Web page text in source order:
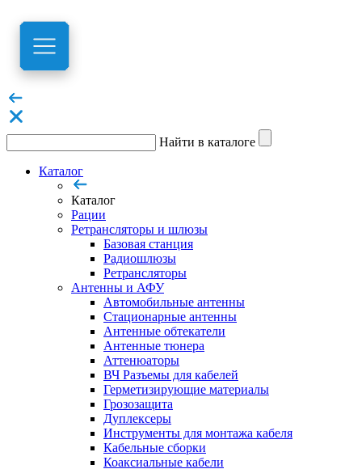
Найти в каталоге
Каталог
Каталог
Рации
Ретрансляторы и шлюзы
Базовая станция
Радиошлюзы
Ретрансляторы
Антенны и АФУ
Автомобильные антенны
Стационарные антенны
Антенные обтекатели
Антенные тюнера
Аттенюаторы
ВЧ Разъемы для кабелей
Герметизирующие материалы
Грозозащита
Дуплексеры
Инструменты для монтажа кабеля
Кабельные сборки
Коаксиальные кабели